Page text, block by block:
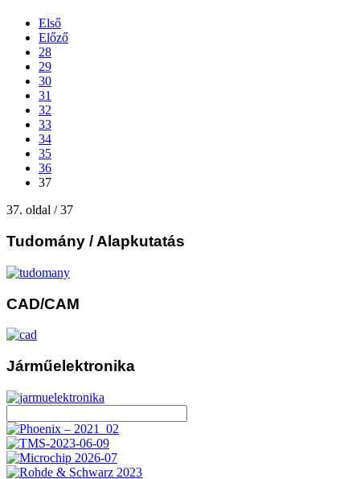
Első
Előző
28
29
30
31
32
33
34
35
36
37
37. oldal / 37
Tudomány / Alapkutatás
CAD/CAM
Járműelektronika